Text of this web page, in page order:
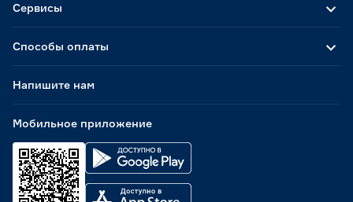
Способы оплаты
Мобильное приложение
Сервисы
Напишите нам